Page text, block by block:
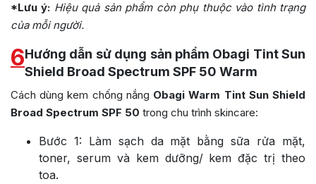
*Lưu ý: Hiệu quả sản phẩm còn phụ thuộc vào tình trạng
của mỗi người.
6Hướng dẫn sử dụng sản phẩm Obagi Tint Sun
Shield Broad Spectrum SPF 50 Warm
Cách dùng kem chống nắng Obagi Warm Tint Sun Shield
Broad Spectrum SPF 50 trong chu trình skincare:
Bước 1: Làm sạch da mặt bằng sữa rửa mặt,
toner, serum và kem dưỡng/ kem đặc trị theo
toa.